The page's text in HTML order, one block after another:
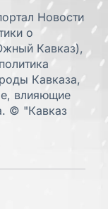
Новости
о
Кавказ),
Кавказа,
влияющие
© "Кавказ